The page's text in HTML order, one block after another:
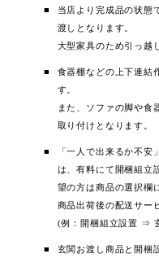
当店より完成品の状態
渡しとなります。
大型家具のため引っ越
食器棚などの上下連結
す。
また、ソファの脚や食
取り付けとなります。
「一人で出来るか不
は、有料にて開梱組立
望の方は商品の選択欄
商品出荷後の配送サー
(例：開梱組立設置 ⇒
玄関お渡し商品と開梱